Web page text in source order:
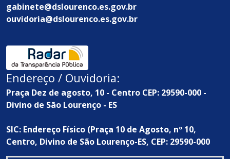
gabinete@dslourenco.es.gov.br
ouvidoria@dslourenco.es.gov.br
Endereço / Ouvidoria:
Praça Dez de agosto, 10 - Centro CEP: 29590-000 -
Divino de São Lourenço - ES
SIC: Endereço Físico (Praça 10 de Agosto, nº 10,
Centro, Divino de São Lourenço-ES, CEP: 29590-000